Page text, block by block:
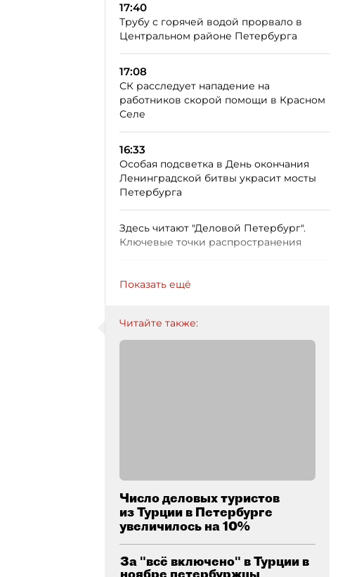
17:40
Трубу с горячей водой прорвало в
Центральном районе Петербурга
17:08
СК расследует нападение на
работников скорой помощи в Красном
Селе
16:33
Особая подсветка в День окончания
Ленинградской битвы украсит мосты
Петербурга
Здесь читают "Деловой Петербург".
Ключевые точки распространения
Показать ещё
Читайте также:
Число деловых туристов
из Турции в Петербурге
увеличилось на 10%
За "всё включено" в Турции в